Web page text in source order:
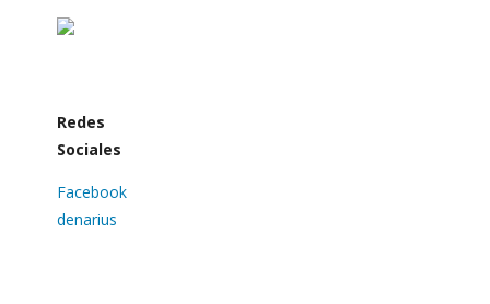
Redes
Sociales
Facebook
denarius